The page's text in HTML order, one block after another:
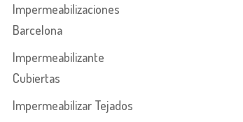
Impermeabilizaciones
Barcelona
Impermeabilizante
Cubiertas
Impermeabilizar Tejados